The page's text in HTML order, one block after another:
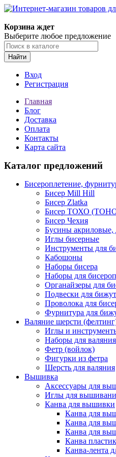
Корзина ждет
Выберите любое предложение
Найти
Вход
Регистрация
Главная
Блог
Доставка
Оплата
Контакты
Карта сайта
Каталог предложений
Бисероплетение,
Бисер Mill Hill
Бисер Zlatka
Бисер ТОХО
Бисер Чехия
Бусины акриловые,
Иглы бисерные
Инструменты для
Кабошоны
Наборы бисера
Наборы для
Органайзеры для
Подвески для
Проволока для
Фурнитура для
Валяние шерсти
Иглы и
Наборы для
Фетр (войлок)
Фигурки из фетра
Шерсть для валяния
Вышивка
Аксессуары для
Иглы для
Канва для вышивки
Канва для
Канва для
Канва для
Канва
Канва-лента